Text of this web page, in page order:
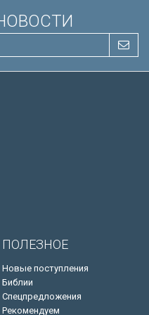
ПОЛЕЗНОЕ
Новые поступления
Библии
Спецпредложения
Рекомендуем